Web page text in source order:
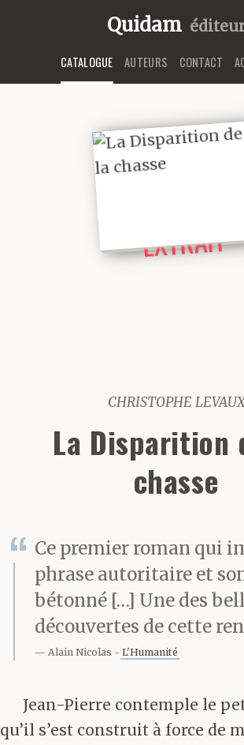
Quidam
CATALOGUE AUTEURS CONTACT
EXTRAIT
CHRISTOPHE
La Disparition
chasse
Ce premier roman qui
phrase autoritaire et
bétonné […] Une des
découvertes de cette
Alain Nicolas L'Humanité
Jean-Pierre contemple le
qu’il s’est construit à force de